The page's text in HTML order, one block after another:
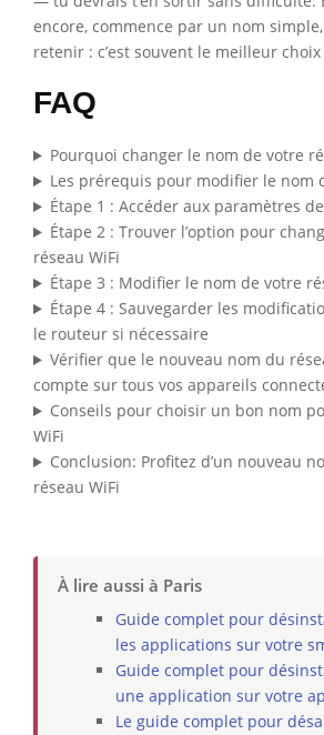
encore, commence par un nom
retenir : c’est souvent le meilleur
FAQ
Pourquoi changer le nom de votre
Les prérequis pour modifier le nom
Étape 1 : Accéder aux paramètres
Étape 2 : Trouver l’option pour
réseau WiFi
Étape 3 : Modifier le nom de votre
Étape 4 : Sauvegarder les
le routeur si nécessaire
Vérifier que le nouveau nom du
compte sur tous vos appareils
Conseils pour choisir un bon nom
WiFi
Conclusion: Profitez d’un nouveau
réseau WiFi
À lire aussi à Paris
Guide complet pour
les applications sur votre
Guide complet pour
une application sur votre
Le guide complet pour